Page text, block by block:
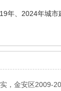
年、2024年城
，金安区